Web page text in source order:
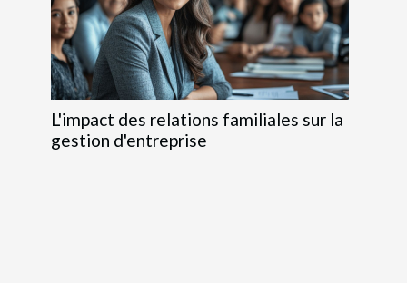
L'impact des relations familiales sur la
gestion d'entreprise